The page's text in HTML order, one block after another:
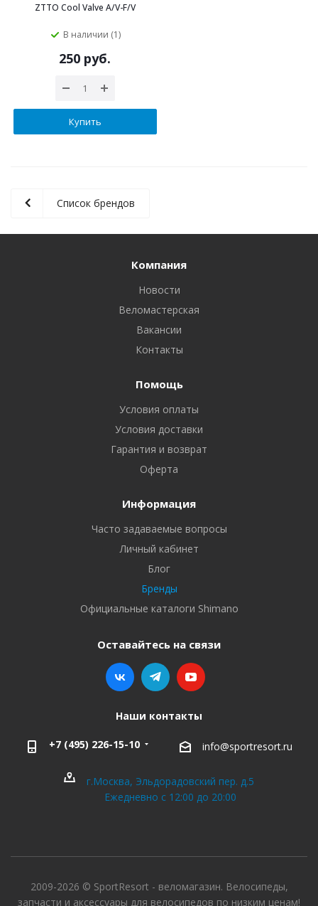
ZTTO Cool Valve A/V-F/V
В наличии (1)
250 руб.
Купить
Список брендов
Компания
Новости
Веломастерская
Вакансии
Контакты
Помощь
Условия оплаты
Условия доставки
Гарантия и возврат
Оферта
Информация
Часто задаваемые вопросы
Личный кабинет
Блог
Бренды
Официальные каталоги Shimano
Оставайтесь на связи
Наши контакты
+7 (495) 226-15-10 info@sportresort.ru
г.Москва, Эльдорадовский пер. д.5
Ежедневно с 12:00 до 20:00
2009-2026 © SportResort - веломагазин. Велосипеды,
запчасти и аксессуары для велосипедов по низким ценам!